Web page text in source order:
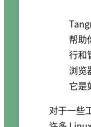
帮助
行和
浏览
它是
对于一些